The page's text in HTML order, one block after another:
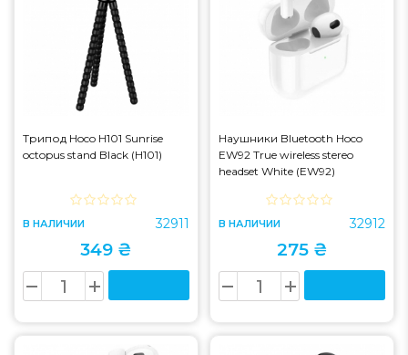
Трипод Hoco H101 Sunrise
octopus stand Black (H101)
В НАЛИЧИИ 32911
349 ₴
Наушники Bluetooth Hoco
EW92 True wireless stereo
headset White (EW92)
В НАЛИЧИИ 32912
275 ₴